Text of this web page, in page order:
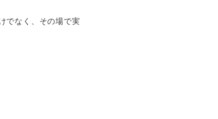
でなく、その場で実